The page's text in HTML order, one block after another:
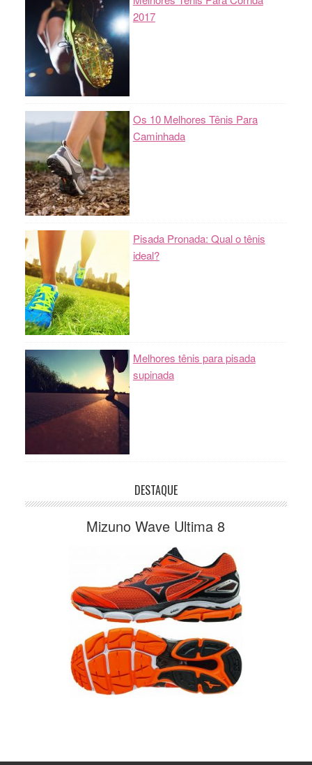
2017
Os 10 Melhores Tênis Para
Caminhada
Pisada Pronada: Qual o tênis
ideal?
Melhores tênis para pisada
supinada
DESTAQUE
Mizuno Wave Ultima 8